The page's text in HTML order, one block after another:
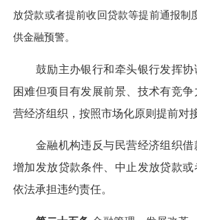
放贷款或者提前收回贷款等提前通报制
供金融预警。
鼓励主办银行和牵头银行发挥协
困难但项目有发展前景、技术有竞
营经济组织，按照市场化原则提前对
金融机构违反与民营经济组织借
增加发放贷款条件、中止发放贷款或
依法承担违约责任。